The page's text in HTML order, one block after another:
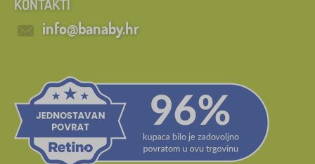
KONTAKTI
info@banaby.hr